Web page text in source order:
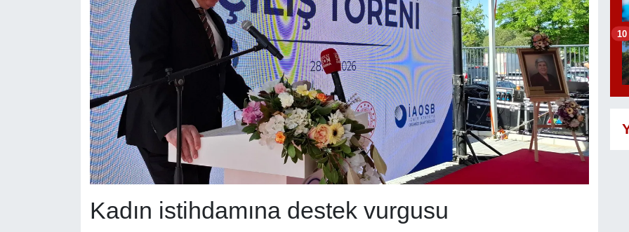
Kadın istihdamına destek vurgusu
10